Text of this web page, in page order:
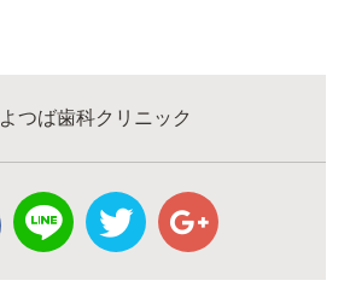
よつば歯科クリニック